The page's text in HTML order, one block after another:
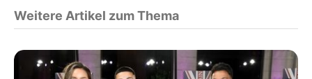
Weitere Artikel zum Thema